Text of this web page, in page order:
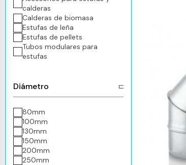
calderas
Calderas de biomasa
Estufas de leña
Estufas de pellets
Tubos modulares para
estufas
Diámetro
80mm
100mm
130mm
150mm
200mm
250mm